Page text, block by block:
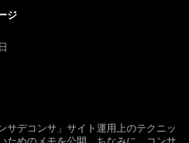
ジ
サデコンサ」サイト運用上のテクニッ
ためのメモを公開。ちなみに、コンサ